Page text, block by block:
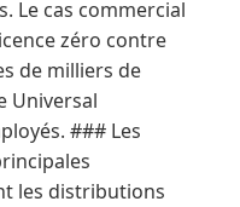
Le cas commercial
zéro contre
de milliers de
Universal
### Les
les distributions